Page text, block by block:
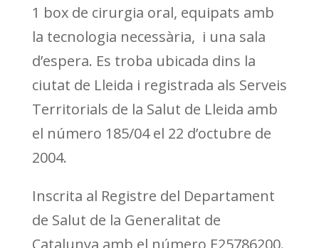
1 box de cirurgia oral, equipats amb
la tecnologia necessària, i una sala
d’espera. Es troba ubicada dins la
ciutat de Lleida i registrada als Serveis
Territorials de la Salut de Lleida amb
el número 185/04 el 22 d’octubre de
2004.
Inscrita al Registre del Departament
de Salut de la Generalitat de
Catalunya amb el número E25786200.